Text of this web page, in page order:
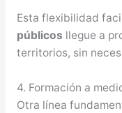
Esta flexibilidad
públicos llegue a
territorios, sin
4. Formación a
Otra línea